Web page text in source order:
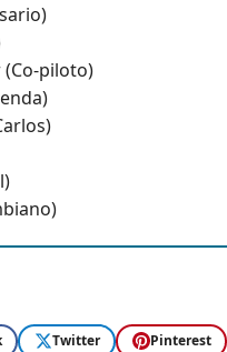
(Co-piloto)
Twitter Pinterest